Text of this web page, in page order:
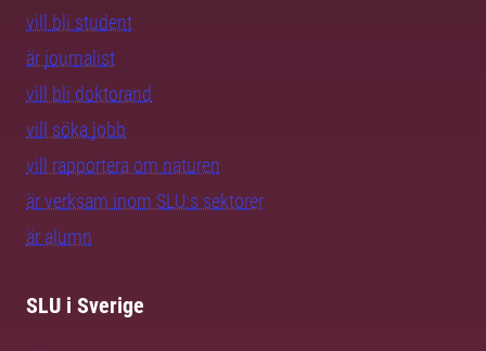
vill bli student
är journalist
vill bli doktorand
vill söka jobb
vill rapportera om naturen
är verksam inom SLU:s sektorer
är alumn
SLU i Sverige